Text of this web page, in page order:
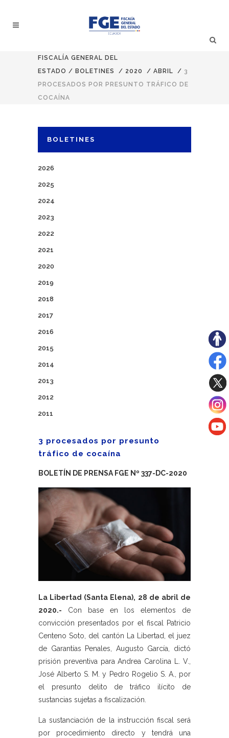
FISCALÍA GENERAL DEL
ESTADO / BOLETINES / 2020 / ABRIL / 3
PROCESADOS POR PRESUNTO TRÁFICO DE
COCAÍNA
BOLETINES
2026
2025
2024
2023
2022
2021
2020
2019
2018
2017
2016
2015
2014
2013
2012
2011
3 procesados por presunto
tráfico de cocaína
BOLETÍN DE PRENSA FGE Nº 337-DC-2020
La Libertad (Santa Elena), 28 de abril de
2020.- Con base en los elementos de
convicción presentados por el fiscal Patricio
Centeno Soto, del cantón La Libertad, el juez
de Garantías Penales, Augusto García, dictó
prisión preventiva para Andrea Carolina L. V.,
José Alberto S. M. y Pedro Rogelio S. A., por
el presunto delito de tráfico ilícito de
sustancias sujetas a fiscalización.
La sustanciación de la instrucción fiscal será
por procedimiento directo y tendrá una